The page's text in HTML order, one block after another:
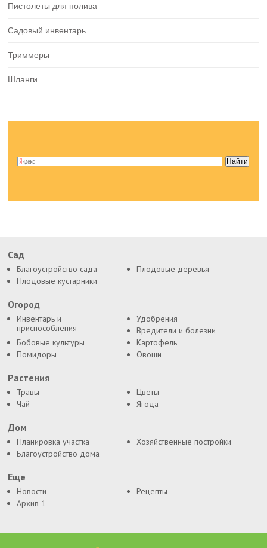
Пистолеты для полива
Садовый инвентарь
Триммеры
Шланги
Сад
Благоустройство сада
Плодовые деревья
Плодовые кустарники
Огород
Инвентарь и
приспособления
Удобрения
Вредители и болезни
Бобовые культуры
Картофель
Помидоры
Овощи
Растения
Травы
Цветы
Чай
Ягода
Дом
Планировка участка
Хозяйственные постройки
Благоустройство дома
Еще
Новости
Рецепты
Архив 1